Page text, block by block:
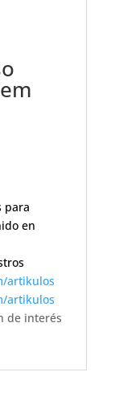
para
en
artikulos
artikulos
de interés